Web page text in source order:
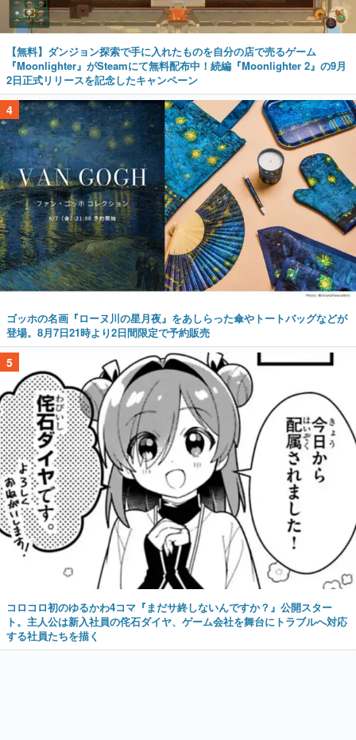
【無料】ダンジョン探索で手に入れたものを自分の店で売るゲーム
『Moonlighter』がSteamにて無料配布中！続編『Moonlighter 2』の9月
2日正式リリースを記念したキャンペーン
4
ゴッホの名画『ローヌ川の星月夜』をあしらった傘やトートバッグなどが
登場。8月7日21時より2日間限定で予約販売
5
コロコロ初のゆるかわ4コマ『まだサ終しないんですか？』公開スター
ト。主人公は新入社員の侘石ダイヤ、ゲーム会社を舞台にトラブルへ対応
する社員たちを描く